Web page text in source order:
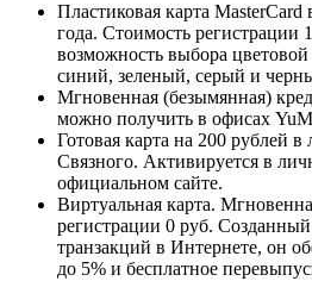
Пластиковая карта MasterCard
года. Стоимость регистрации
возможность выбора
синий, зеленый, серый и
Мгновенная (безымянная)
можно получить в офисах
Готовая карта на 200 рублей
Связного. Активируется в
официальном сайте.
Виртуальная карта.
регистрации 0 руб.
транзакций в Интернете, он
до 5% и бесплатное